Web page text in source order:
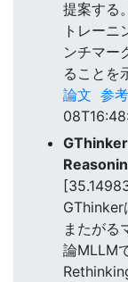
提案する
トレー
ンチマー
ることを
論文 参
GThinker
またがる
論MLLM